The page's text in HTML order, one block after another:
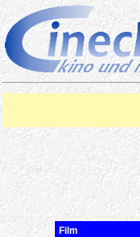
Film